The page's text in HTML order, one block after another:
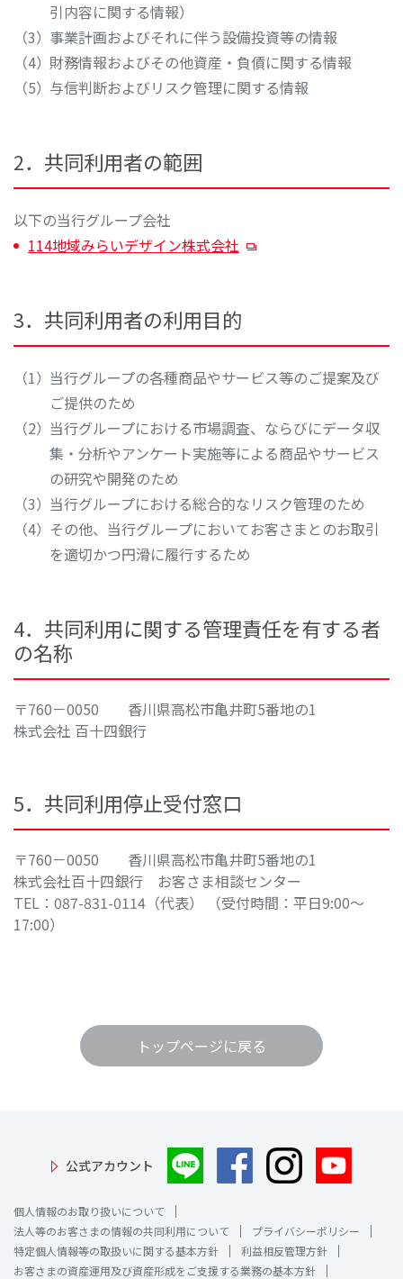
引内容に関する情報）
事業計画およびそれに伴う設備投資等の情報
財務情報およびその他資産・負債に関する情報
与信判断およびリスク管理に関する情報
2．共同利用者の範囲
以下の当行グループ会社
114地域みらいデザイン株式会社
3．共同利用者の利用目的
当行グループの各種商品やサービス等のご提案及び
ご提供のため
当行グループにおける市場調査、ならびにデータ収
集・分析やアンケート実施等による商品やサービス
の研究や開発のため
当行グループにおける総合的なリスク管理のため
その他、当行グループにおいてお客さまとのお取引
を適切かつ円滑に履行するため
4．共同利用に関する管理責任を有する者
の名称
〒760－0050 香川県高松市亀井町5番地の1
株式会社 百十四銀行
5．共同利用停止受付窓口
〒760－0050 香川県高松市亀井町5番地の1
株式会社百十四銀行 お客さま相談センター
TEL：087-831-0114（代表） （受付時間：平日9:00～
17:00）
トップページに戻る
公式アカウント
個人情報のお取り扱いについて
法人等のお客さまの情報の共同利用について
プライバシーポリシー
特定個人情報等の取扱いに関する基本方針
利益相反管理方針
お客さまの資産運用及び資産形成をご支援する業務の基本方針